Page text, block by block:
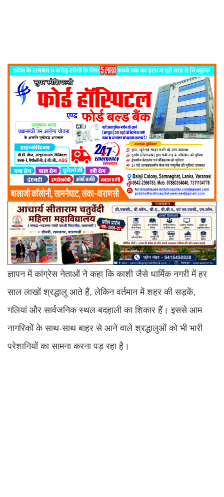
ज्ञापन में कांग्रेस नेताओं ने कहा कि काशी जैसे धार्मिक नगरी में हर
साल लाखों श्रद्धालु आते हैं, लेकिन वर्तमान में शहर की सड़कें,
गलियां और सार्वजनिक स्थल बदहाली का शिकार हैं। इससे आम
नागरिकों के साथ-साथ बाहर से आने वाले श्रद्धालुओं को भी भारी
परेशानियों का सामना करना पड़ रहा है।